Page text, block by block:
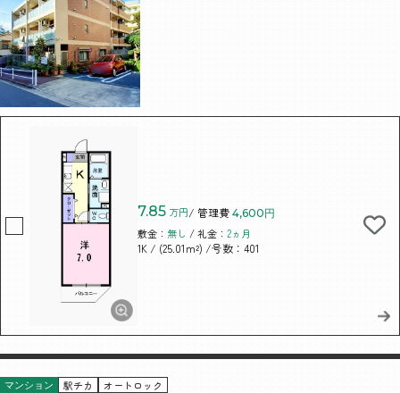
7.85 万円/ 管理費 4,600円
敷金： 無し / 礼金：2ヵ月
1K / (25.01m²) /号数：401
マンション 駅チカ オートロック